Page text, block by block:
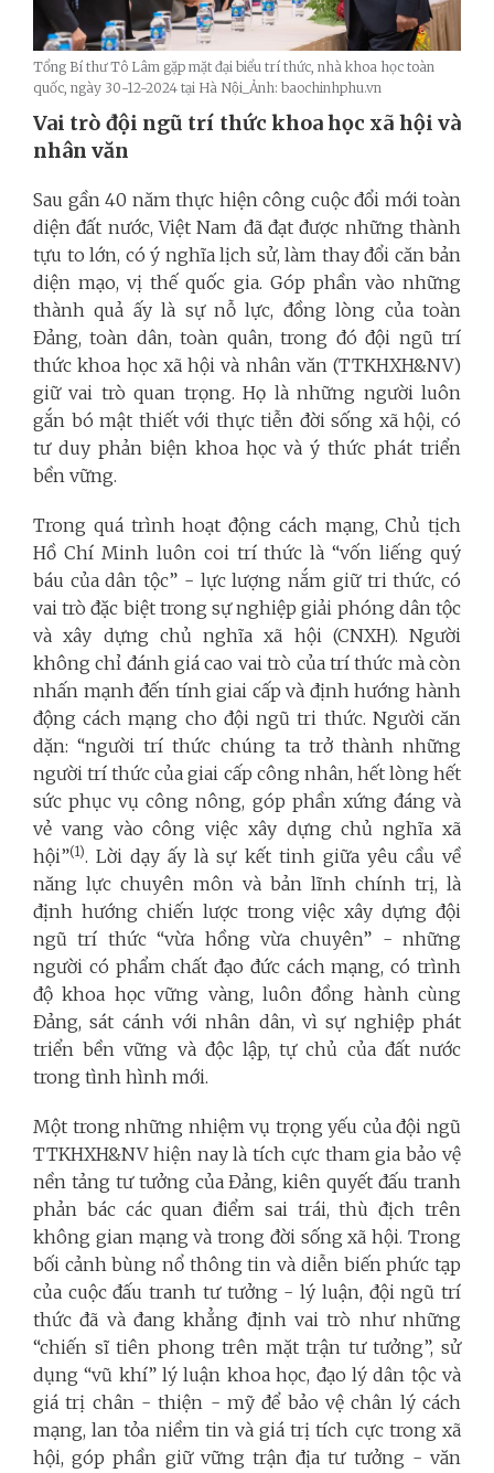
Tổng Bí thư Tô Lâm gặp mặt đại biểu trí thức, nhà khoa học toàn
quốc, ngày 30-12-2024 tại Hà Nội_Ảnh: baochinhphu.vn
Vai trò đội ngũ trí thức khoa học xã hội và
nhân văn
Sau gần 40 năm thực hiện công cuộc đổi mới toàn
diện đất nước, Việt Nam đã đạt được những thành
tựu to lớn, có ý nghĩa lịch sử, làm thay đổi căn bản
diện mạo, vị thế quốc gia. Góp phần vào những
thành quả ấy là sự nỗ lực, đồng lòng của toàn
Đảng, toàn dân, toàn quân, trong đó đội ngũ trí
thức khoa học xã hội và nhân văn (TTKHXH&NV)
giữ vai trò quan trọng. Họ là những người luôn
gắn bó mật thiết với thực tiễn đời sống xã hội, có
tư duy phản biện khoa học và ý thức phát triển
bền vững.
Trong quá trình hoạt động cách mạng, Chủ tịch
Hồ Chí Minh luôn coi trí thức là “vốn liếng quý
báu của dân tộc” - lực lượng nắm giữ tri thức, có
vai trò đặc biệt trong sự nghiệp giải phóng dân tộc
và xây dựng chủ nghĩa xã hội (CNXH). Người
không chỉ đánh giá cao vai trò của trí thức mà còn
nhấn mạnh đến tính giai cấp và định hướng hành
động cách mạng cho đội ngũ tri thức. Người căn
dặn: “người trí thức chúng ta trở thành những
người trí thức của giai cấp công nhân, hết lòng hết
sức phục vụ công nông, góp phần xứng đáng và
vẻ vang vào công việc xây dựng chủ nghĩa xã
hội”(1). Lời dạy ấy là sự kết tinh giữa yêu cầu về
năng lực chuyên môn và bản lĩnh chính trị, là
định hướng chiến lược trong việc xây dựng đội
ngũ trí thức “vừa hồng vừa chuyên” - những
người có phẩm chất đạo đức cách mạng, có trình
độ khoa học vững vàng, luôn đồng hành cùng
Đảng, sát cánh với nhân dân, vì sự nghiệp phát
triển bền vững và độc lập, tự chủ của đất nước
trong tình hình mới.
Một trong những nhiệm vụ trọng yếu của đội ngũ
TTKHXH&NV hiện nay là tích cực tham gia bảo vệ
nền tảng tư tưởng của Đảng, kiên quyết đấu tranh
phản bác các quan điểm sai trái, thù địch trên
không gian mạng và trong đời sống xã hội. Trong
bối cảnh bùng nổ thông tin và diễn biến phức tạp
của cuộc đấu tranh tư tưởng - lý luận, đội ngũ trí
thức đã và đang khẳng định vai trò như những
“chiến sĩ tiên phong trên mặt trận tư tưởng”, sử
dụng “vũ khí” lý luận khoa học, đạo lý dân tộc và
giá trị chân - thiện - mỹ để bảo vệ chân lý cách
mạng, lan tỏa niềm tin và giá trị tích cực trong xã
hội, góp phần giữ vững trận địa tư tưởng - văn